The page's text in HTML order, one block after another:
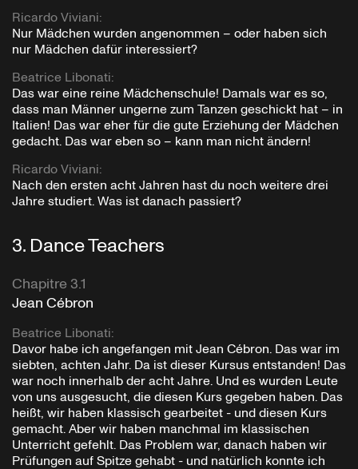
Ricardo Viviani:
Nur Mädchen wurden angenommen – oder haben sich
nur Mädchen dafür interessiert?
Beatrice Libonati:
Das war eine reine Mädchenschule! Damals war es so,
dass man Männer ungerne zum Tanzen geschickt hat – in
Italien! Das war eher für die gute Erziehung der Mädchen
gedacht. Das war eben so – kann man nicht ändern!
Ricardo Viviani:
Nach den ersten acht Jahren hast du noch weitere drei
Jahre studiert. Was ist danach passiert?
3. Dance Teachers
Chapitre 3.1
Jean Cébron
Beatrice Libonati:
Davor habe ich angefangen mit Jean Cébron. Das war im
siebten, achten Jahr. Da ist dieser Kursus entstanden! Das
war noch innerhalb der acht Jahre. Und es wurden Leute
von uns ausgesucht, die diesen Kurs gegeben haben. Das
heißt, wir haben klassisch gearbeitet - und diesen Kurs
gemacht. Aber wir haben manchmal im klassischen
Unterricht gefehlt. Das Problem war, danach haben wir
Prüfungen auf Spitze gehabt - und natürlich konnte ich